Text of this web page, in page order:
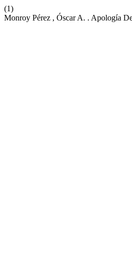
(1)
Monroy Pérez , Óscar A. . Apología